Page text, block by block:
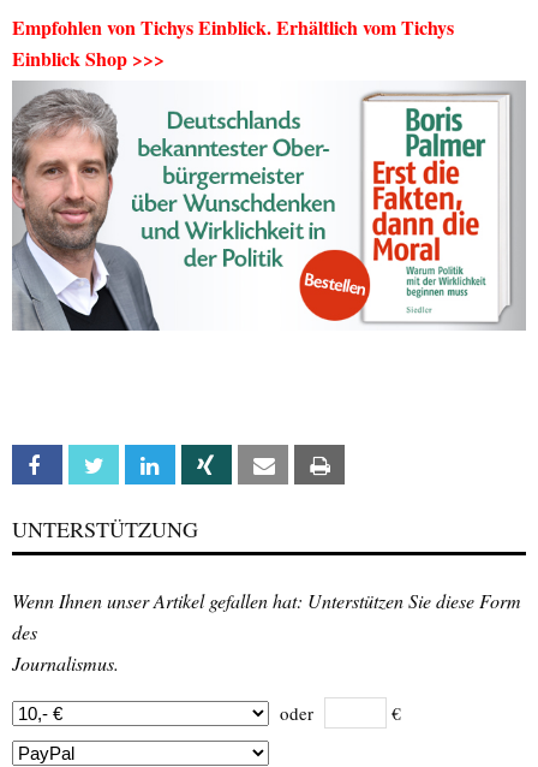
Empfohlen von Tichys Einblick. Erhältlich vom Tichys
Einblick Shop >>>
Facebook Twitter Linkedin Xing Email
UNTERSTÜTZUNG
Wenn Ihnen unser Artikel gefallen hat: Unterstützen Sie diese Form
des
Journalismus.
oder €